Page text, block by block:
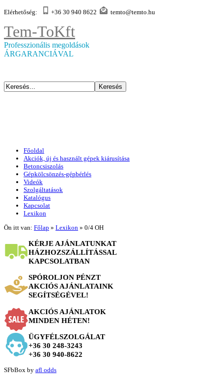
Elérhetőség: +36 30 940 8622 temto@temto.hu
Tem-ToKft
Professzionális megoldások
ÁRGARANCIÁVAL
Főoldal
Akciók, új és használt gépek kiárusítása
Betoncsiszolás
Gépkölcsönzés-gépbérlés
Videók
Szolgáltatások
Katalógus
Kapcsolat
Lexikon
Ön itt van: Főlap » Lexikon » 0/4 OH
KÉRJE AJÁNLATUNKAT
HÁZHOZSZÁLLÍTÁSSAL
KAPCSOLATBAN
SPÓROLJON PÉNZT
AKCIÓS AJÁNLATAINK
SEGÍTSÉGÉVEL!
AKCIÓS AJÁNLATOK
MINDEN HÉTEN!
ÜGYFÉLSZOLGÁLAT
+36 30 248-3243
+36 30 940-8622
SFbBox by afl odds